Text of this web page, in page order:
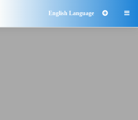

English Language